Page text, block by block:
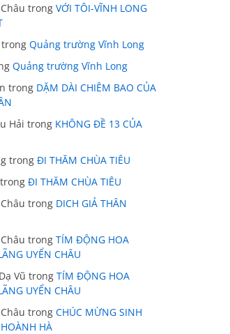
trong VỚI TÔI-VĨNH LONG
trong Quảng trường Vĩnh Long
Quảng trường Vĩnh Long
trong DẶM DÀI CHIÊM BAO CỦA
Hải trong KHÔNG ĐỀ 13 CỦA
trong ĐI THĂM CHÙA TIÊU
trong ĐI THĂM CHÙA TIÊU
trong DICH GIẢ THÂN
trong TÍM ĐỘNG HOA
UYỂN CHÂU
Vũ trong TÍM ĐỘNG HOA
UYỂN CHÂU
trong CHÚC MỪNG SINH
HÀ